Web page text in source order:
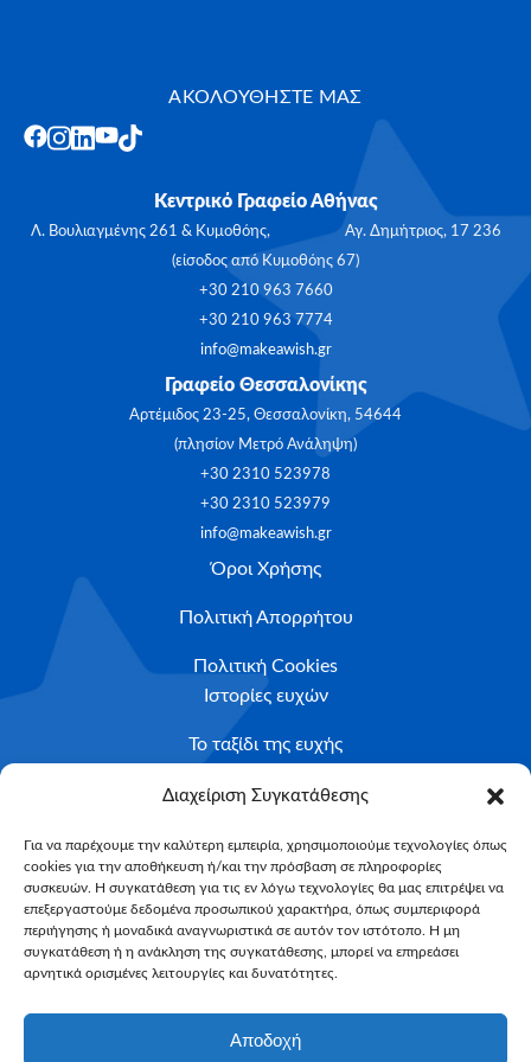
Διαχείριση Συγκατάθεσης
Για να παρέχουμε την καλύτερη εμπειρία, χρησιμοποιούμε τεχνολογίες όπως
cookies για την αποθήκευση ή/και την πρόσβαση σε πληροφορίες
συσκευών. Η συγκατάθεση για τις εν λόγω τεχνολογίες θα μας επιτρέψει να
επεξεργαστούμε δεδομένα προσωπικού χαρακτήρα, όπως συμπεριφορά
περιήγησης ή μοναδικά αναγνωριστικά σε αυτόν τον ιστότοπο. Η μη
συγκατάθεση ή η ανάκληση της συγκατάθεσης, μπορεί να επηρεάσει
αρνητικά ορισμένες λειτουργίες και δυνατότητες.
Αποδοχή
ΑΚΟΛΟΥΘΗΣΤΕ ΜΑΣ
Κεντρικό Γραφείο Αθήνας
Λ. Βουλιαγμένης 261 & Κυμοθόης, Αγ. Δημήτριος, 17 236
(είσοδος από Κυμοθόης 67)
+30 210 963 7660
+30 210 963 7774
info@makeawish.gr
Γραφείο Θεσσαλονίκης
Αρτέμιδος 23-25, Θεσσαλονίκη, 54644
(πλησίον Μετρό Ανάληψη)
+30 2310 523978
+30 2310 523979
info@makeawish.gr
Όροι Χρήσης
Πολιτική Απορρήτου
Πολιτική Cookies
Ιστορίες ευχών
Το ταξίδι της ευχής
Κριτήρια Καταλληλότητας
Υποβολή Αιτήματος
NEWSLETTER
Email*